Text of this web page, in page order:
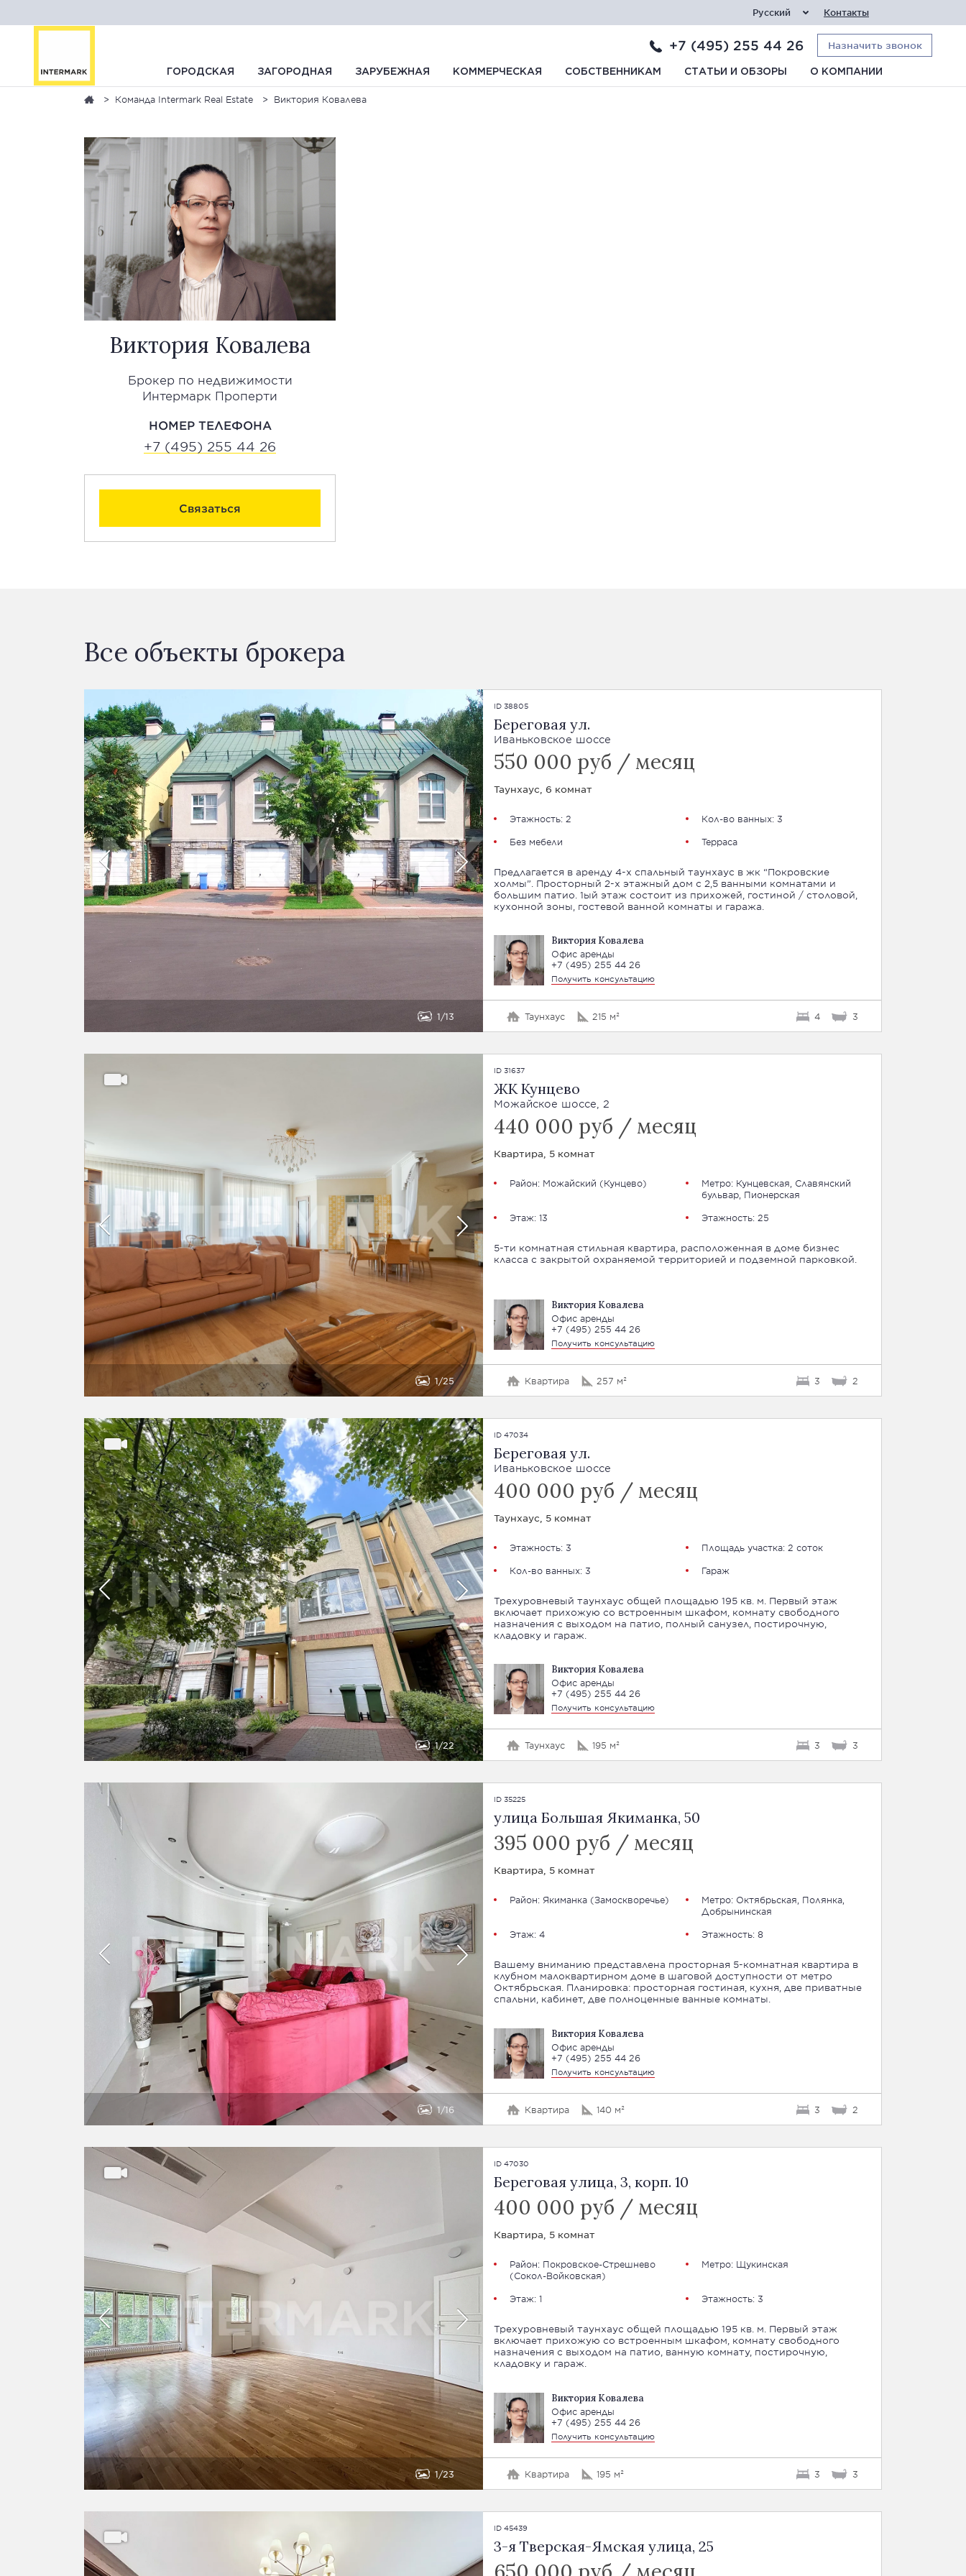
Русский Контакты
+7 (495) 255 44 26 Назначить звонок
ГОРОДСКАЯ ЗАГОРОДНАЯ ЗАРУБЕЖНАЯ КОММЕРЧЕСКАЯ СОБСТВЕННИКАМ СТАТЬИ И ОБЗОРЫ О КОМПАНИИ
Команда Intermark Real Estate Виктория Ковалева
Виктория Ковалева
Брокер по недвижимости
Интермарк Проперти
НОМЕР ТЕЛЕФОНА
+7 (495) 255 44 26
Связаться
Все объекты брокера
1 13
ID 38805
Береговая ул.
Иваньковское шоссе
550 000 руб / месяц
Таунхаус, 6 комнат
Этажность: 2
Кол-во ванных: 3
Без мебели
Терраса
Предлагается в аренду 4-х спальный таунхаус в жк “Покровские
холмы”. Просторный 2-х этажный дом с 2,5 ванными комнатами и
большим патио. 1ый этаж состоит из прихожей, гостиной / столовой,
кухонной зоны, гостевой ванной комнаты и гаража.
Виктория Ковалева
Офис аренды
+7 (495) 255 44 26
Получить консультацию
Таунхаус 215 м² 4 3
1 25
ID 31637
ЖК Кунцево
Можайское шоссе, 2
440 000 руб / месяц
Квартира, 5 комнат
Район: Можайский (Кунцево) Метро: Кунцевская Славянский
бульвар, Пионерская
Этаж: 13
Этажность: 25
5-ти комнатная стильная квартира, расположенная в доме бизнес
класса с закрытой охраняемой территорией и подземной парковкой.
Виктория Ковалева
Офис аренды
+7 (495) 255 44 26
Получить консультацию
Квартира 257 м² 3 2
1 22
ID 47034
Береговая ул.
Иваньковское шоссе
400 000 руб / месяц
Таунхаус, 5 комнат
Этажность: 3
Площадь участка: 2 соток
Кол-во ванных: 3
Гараж
Трехуровневый таунхаус общей площадью 195 кв. м. Первый этаж
включает прихожую со встроенным шкафом, комнату свободного
назначения с выходом на патио, полный санузел, постирочную,
кладовку и гараж.
Виктория Ковалева
Офис аренды
+7 (495) 255 44 26
Получить консультацию
Таунхаус 195 м² 3 3
1 16
ID 35225
улица Большая Якиманка, 50
395 000 руб / месяц
Квартира, 5 комнат
Район: Якиманка(Замоскворечье) Метро: Октябрьская Полянка,
Добрынинская
Этаж: 4
Этажность: 8
Вашему вниманию представлена просторная 5-комнатная квартира в
клубном малоквартирном доме в шаговой доступности от метро
Октябрьская. Планировка: просторная гостиная, кухня, две приватные
спальни, кабинет, две полноценные ванные комнаты.
Виктория Ковалева
Офис аренды
+7 (495) 255 44 26
Получить консультацию
Квартира 140 м² 3 2
1 23
ID 47030
Береговая улица, 3, корп. 10
400 000 руб / месяц
Квартира, 5 комнат
Район: Покровское-Стрешнево
(Сокол-Войковская)
Метро: Щукинская
Этаж: 1 Этажность: 3
Трехуровневый таунхаус общей площадью 195 кв. м. Первый этаж
включает прихожую со встроенным шкафом, комнату свободного
назначения с выходом на патио, ванную комнату, постирочную,
кладовку и гараж.
Виктория Ковалева
Офис аренды
+7 (495) 255 44 26
Получить консультацию
Квартира 195 м² 3 3
ID 45439
3-я Тверская-Ямская улица, 25